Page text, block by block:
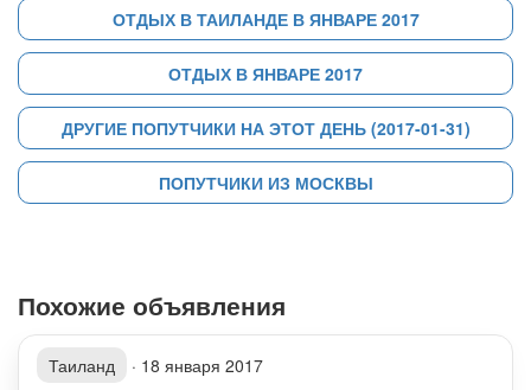
ОТДЫХ В ТАИЛАНДЕ В ЯНВАРЕ 2017
ОТДЫХ В ЯНВАРЕ 2017
ДРУГИЕ ПОПУТЧИКИ НА ЭТОТ ДЕНЬ (2017-01-31)
ПОПУТЧИКИ ИЗ МОСКВЫ
Похожие объявления
Таиланд · 18 января 2017